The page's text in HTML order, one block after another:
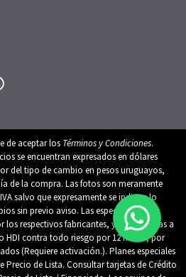
de aceptar los Términos y Condiciones.
se encuentran expresados en dólares
del tipo de cambio en pesos uruguayos,
de la compra. Las fotos son meramente
salvo que expresamente se indique lo
sin previo aviso. Las especificaciones
respectivos fabricantes, y están sujetas a
HDI contra todo riesgo por 12 meses, por
(Requiere activación.). Planes especiales
Precio de Lista. Consultar tarjetas de Crédito